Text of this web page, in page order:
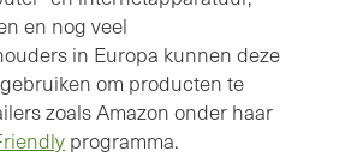
en nog veel
in Europa kunnen deze
om producten te
zoals Amazon onder haar
programma.